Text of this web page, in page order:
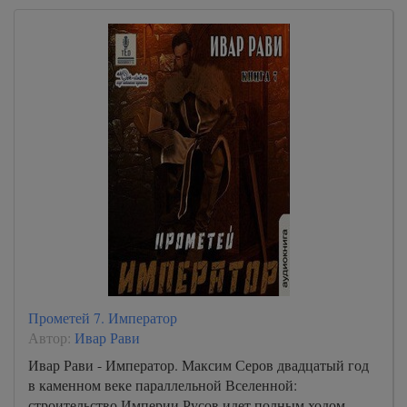
Прометей 7. Император
Автор: Ивар Рави
Ивар Рави - Император. Максим Серов двадцатый год
в каменном веке параллельной Вселенной: